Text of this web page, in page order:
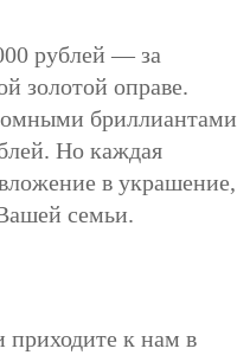
рублей — за
золотой оправе.
бриллиантами
Но каждая
в украшение,
семьи.
приходите к нам в